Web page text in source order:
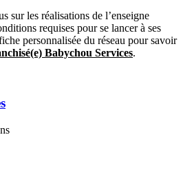
sur les réalisations de l’enseigne
requises pour se lancer à ses
personnalisée du réseau pour savoir
Babychou Services.